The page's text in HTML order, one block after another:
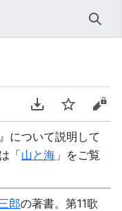
検索
PDFをダウンロ
ウォッチソ
について説明して
「山と海 」をご覧
郎の著書。第11歌